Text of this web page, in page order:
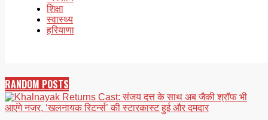
शिक्षा
स्वास्थ्य
हरियाणा
RANDOM POSTS